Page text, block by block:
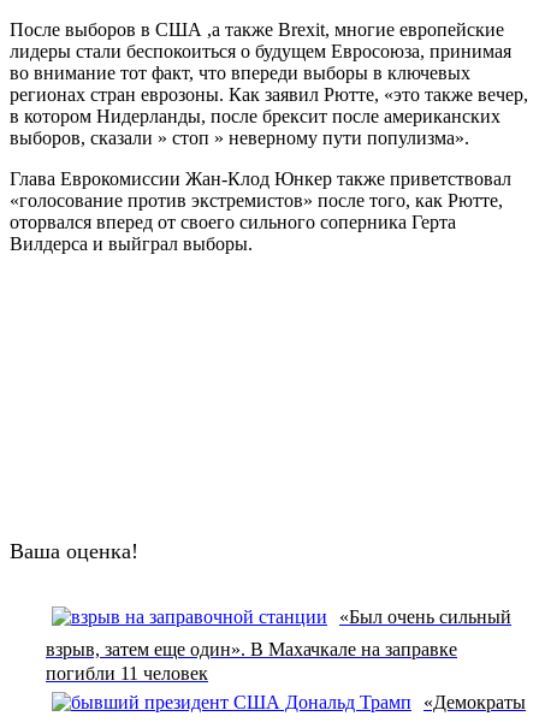
После выборов в США ,а также Brexit, многие европейские
лидеры стали беспокоиться о будущем Евросоюза, принимая
во внимание тот факт, что впереди выборы в ключевых
регионах стран еврозоны. Как заявил Рютте, «это также вечер,
в котором Нидерланды, после брексит после американских
выборов, сказали » стоп » неверному пути популизма».
Глава Еврокомиссии Жан-Клод Юнкер также приветствовал
«голосование против экстремистов» после того, как Рютте,
оторвался вперед от своего сильного соперника Герта
Вилдерса и выйграл выборы.
Ваша оценка!
«Был очень сильный
взрыв, затем еще один». В Махачкале на заправке
погибли 11 человек
«Демократы